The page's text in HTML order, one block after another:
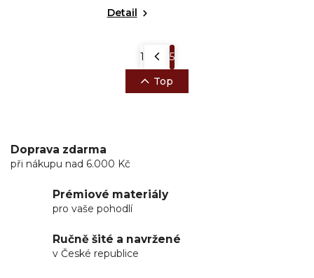
Detail
1
5
Top
Doprava zdarma
při nákupu nad 6.000 Kč
Prémiové materiály
pro vaše pohodlí
Ručně šité a navržené
v České republice